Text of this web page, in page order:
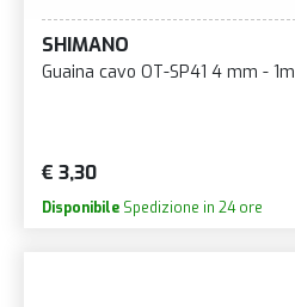
SHIMANO
Guaina cavo OT-SP41 4 mm - 1m
€ 3,30
Disponibile Spedizione in 24 ore